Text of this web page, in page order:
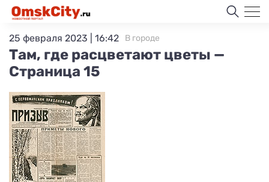
Там, где расцветают цветы —
Страница 15
25 февраля 2023 | 16:42 В городе